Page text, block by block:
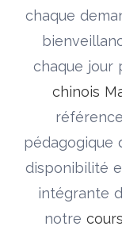
chaque
chaque jour
chinois
pédagogique
disponibilité
intégrante
notre